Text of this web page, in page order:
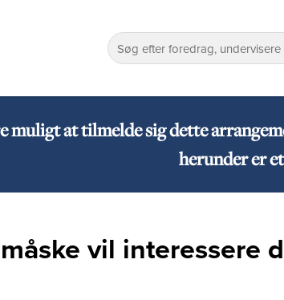
at tilmelde sig dette
herunder er
vil interessere